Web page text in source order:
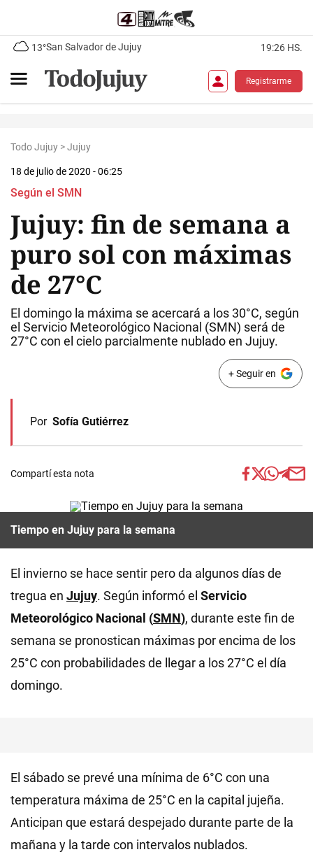
13°San Salvador de Jujuy 19:26 HS.
Registrarme
Todo Jujuy >Jujuy
18 de julio de 2020 - 06:25
Según el SMN
Jujuy: fin de semana a
puro sol con máximas
de 27°C
El domingo la máxima se acercará a los 30°C, según
el Servicio Meteorológico Nacional (SMN) será de
27°C con el cielo parcialmente nublado en Jujuy.
+ Seguir en
Por Sofía Gutiérrez
Compartí esta nota
Tiempo en Jujuy para la semana
El invierno se hace sentir pero da algunos días de
tregua en Jujuy. Según informó el Servicio
Meteorológico Nacional (SMN), durante este fin de
semana se pronostican máximas por encima de los
25°C con probabilidades de llegar a los 27°C el día
domingo.
El sábado se prevé una mínima de 6°C con una
temperatura máxima de 25°C en la capital jujeña.
Anticipan que estará despejado durante parte de la
mañana y la tarde con intervalos nublados.